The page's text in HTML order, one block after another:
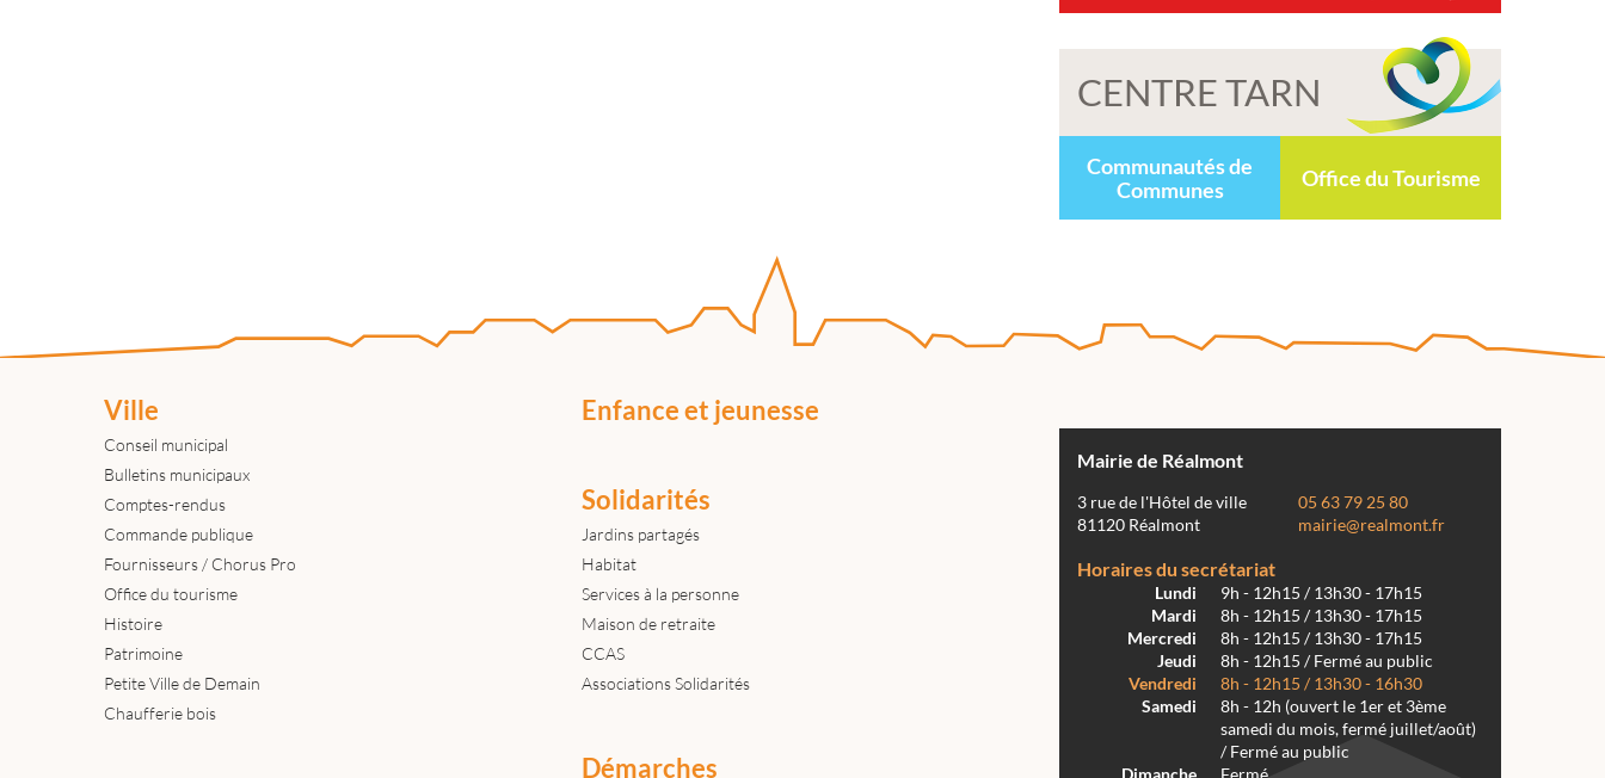
CENTRE TARN
Communautés de
Communes
Office du Tourisme
Ville
Conseil municipal
Bulletins municipaux
Comptes-rendus
Commande publique
Fournisseurs / Chorus Pro
Office du tourisme
Histoire
Patrimoine
Petite Ville de Demain
Chaufferie bois
Enfance et jeunesse
Solidarités
Jardins partagés
Habitat
Services à la personne
Maison de retraite
CCAS
Associations Solidarités
Démarches
Mairie de Réalmont
3 rue de l'Hôtel de ville
81120 Réalmont
05 63 79 25 80
mairie@realmont.fr
Horaires du secrétariat
Lundi
9h - 12h15 / 13h30 - 17h15
Mardi
8h - 12h15 / 13h30 - 17h15
Mercredi
8h - 12h15 / 13h30 - 17h15
Jeudi
8h - 12h15 / Fermé au public
Vendredi
8h - 12h15 / 13h30 - 16h30
Samedi
8h - 12h (ouvert le 1er et 3ème
samedi du mois, fermé juillet/août)
/ Fermé au public
Dimanche
Fermé